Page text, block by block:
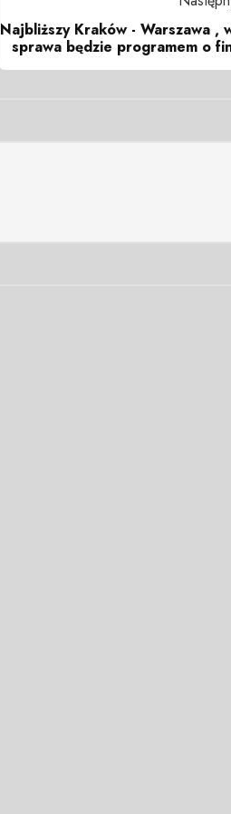
Najbliższy Kraków - Warszawa ,
sprawa będzie programem o